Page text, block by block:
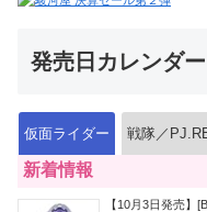
発売日カレンダー
仮面ライダー 戦隊／
新着情報
【10月3日発売】